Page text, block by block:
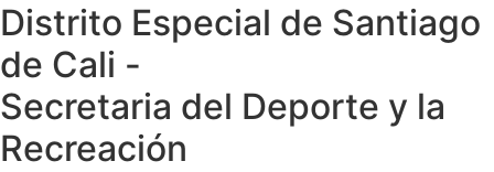
Distrito Especial de Santiago
de Cali -
Secretaria del Deporte y la
Recreación